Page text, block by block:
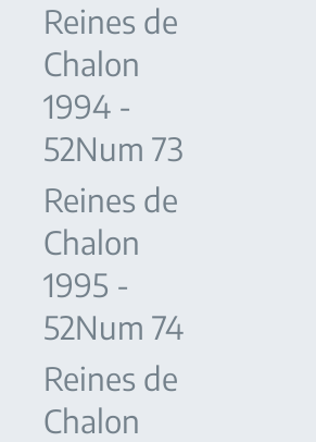
Reines de
Chalon
1994 -
52Num 73
Reines de
Chalon
1995 -
52Num 74
Reines de
Chalon